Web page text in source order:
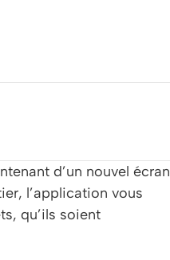
d’un nouvel écran
l’application vous
qu’ils soient